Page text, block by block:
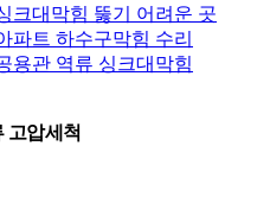
크대막힘 뚫기 어려운 곳
파트 하수구막힘 수리
용관 역류 싱크대막힘
고압세척